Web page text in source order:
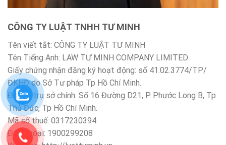
CÔNG TY LUẬT TNHH TƯ MINH
Tên viết tắt: CÔNG TY LUẬT TƯ MINH
Tên Tiếng Anh: LAW TƯ MINH COMPANY LIMITED
Giấy chứng nhận đăng ký hoạt động: số 41.02.3774/TP/
ĐKHĐ do Sở Tư pháp Tp Hồ Chí Minh.
Địa chỉ trụ sở chính: Số 16 Đường D21, P. Phước Long B, Tp
Thủ Đức, Tp Hồ Chí Minh.
Mã số thuế: 0317230394
Điện thoại: 1900299208